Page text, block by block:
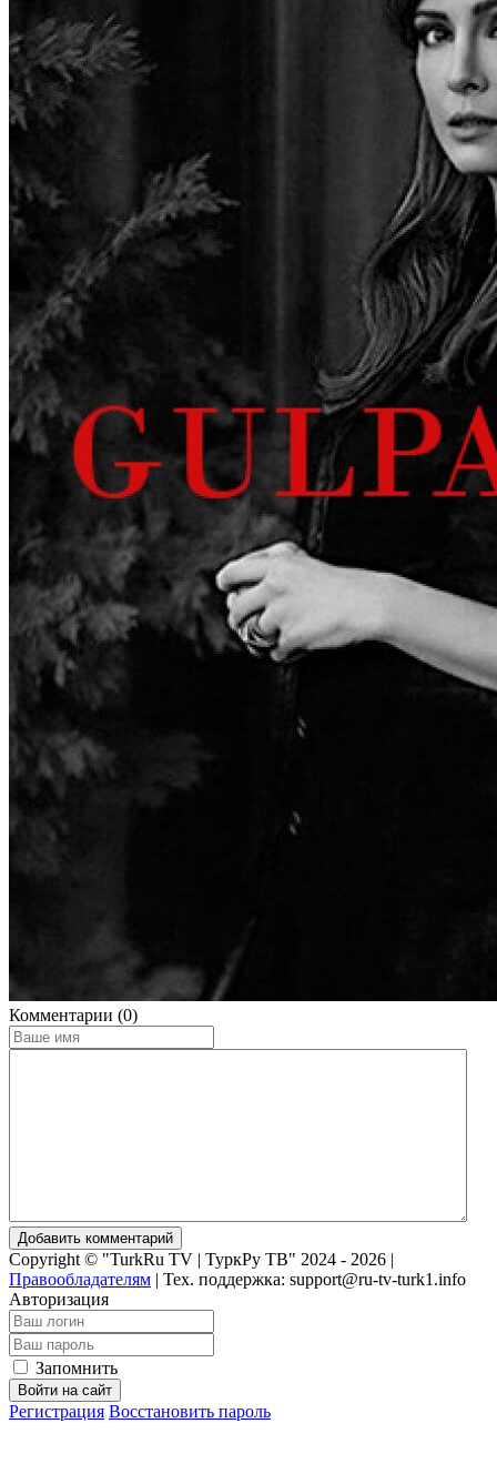
Комментарии (0)
Добавить комментарий
Copyright © "TurkRu TV | ТуркРу ТВ" 2024 - 2026 |
Правообладателям | Тех. поддержка: support@ru-tv-turk1.info
Авторизация
Запомнить
Войти на сайт
Регистрация Восстановить пароль